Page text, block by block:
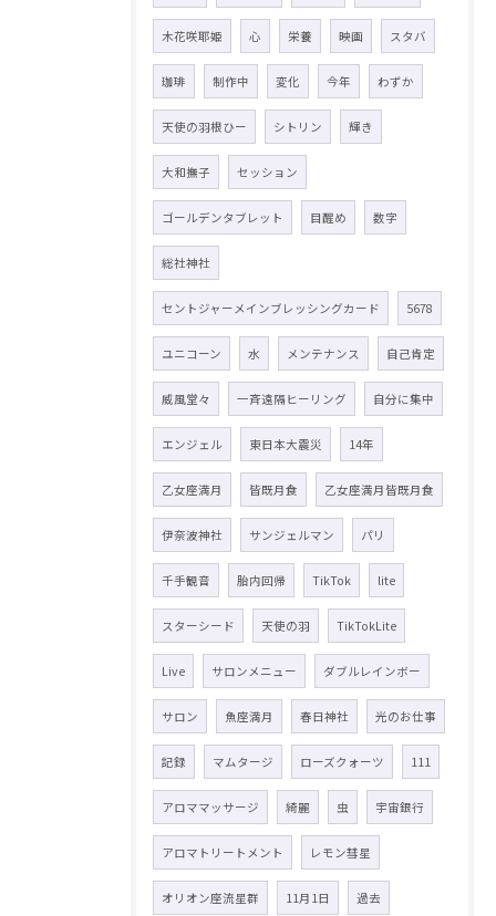
木花咲耶姫 心 栄養 映画 スタバ
珈琲 制作中 変化 今年 わずか
天使の羽根ひー シトリン 輝き
大和撫子 セッション
ゴールデンタブレット 目醒め 数字
総社神社
セントジャーメインブレッシングカード 5678
ユニコーン 水 メンテナンス 自己肯定
威風堂々 一斉遠隔ヒーリング 自分に集中
エンジェル 東日本大震災 14年
乙女座満月 皆既月食 乙女座満月皆既月食
伊奈波神社 サンジェルマン パリ
千手観音 胎内回帰 TikTok lite
スターシード 天使の羽 TikTokLite
Live サロンメニュー ダブルレインボー
サロン 魚座満月 春日神社 光のお仕事
記録 マムタージ ローズクォーツ 111
アロママッサージ 綺麗 虫 宇宙銀行
アロマトリートメント レモン彗星
オリオン座流星群 11月1日 過去